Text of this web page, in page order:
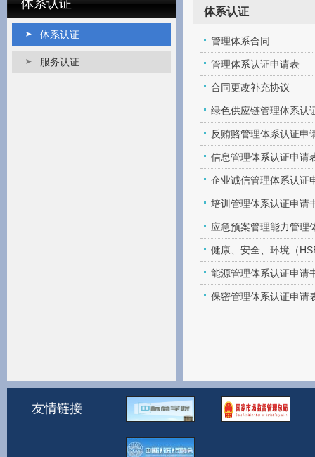
体系认证
体系认证
服务认证
体系认证
管理体系合同
管理体系认证申请表
合同更改补充协议
绿色供应链管理体系认
反贿赂管理体系认证申
信息管理体系认证申请
企业诚信管理体系认证
培训管理体系认证申请
应急预案管理能力管理
健康、安全、环境（
能源管理体系认证申请
保密管理体系认证申请
友情链接